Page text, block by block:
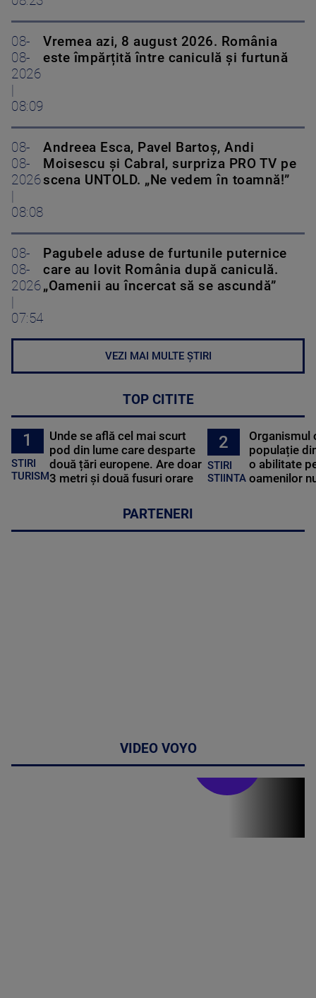
08-
08-
2026
|
Vremea azi, 8 august 2026. România
este împărțită între caniculă și furtună
08-
08-
2026
|
Andreea Esca, Pavel Bartoș, Andi
Moisescu și Cabral, surpriza PRO TV pe
scena UNTOLD. „Ne vedem în toamnă!”
08-
08-
2026
|
Pagubele aduse de furtunile puternice
care au lovit România după caniculă.
„Oamenii au încercat să se ascundă”
VEZI MAI MULTE ȘTIRI
1
STIRI
TURISM
Unde se află cel mai scurt
pod din lume care desparte
două țări europene. Are doar
3 metri și două fusuri orare
2
STIRI
STIINTA
Organismul
populație
o abilitate
oamenilor